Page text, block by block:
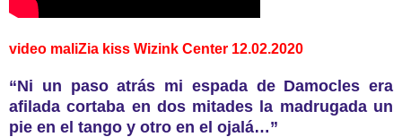
video maliZia kiss Wizink Center 12.02.2020
“Ni un paso atrás mi espada de Damocles era
afilada cortaba en dos mitades la madrugada un
pie en el tango y otro en el ojalá…”